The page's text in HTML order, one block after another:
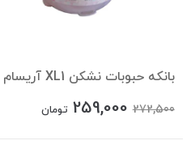
بانکه حبوبات نشکن XL1 آریسام
272,500
259,000 تومان